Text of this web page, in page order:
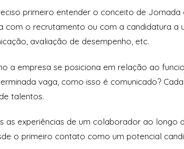
primeiro entender o conceito de Jornada
com o recrutamento ou com a candidatura a
avaliação de desempenho, etc.
a empresa se posiciona em relação ao
vaga, como isso é comunicado?
talentos.
as experiências de um colaborador ao longo
o primeiro contato como um potencial